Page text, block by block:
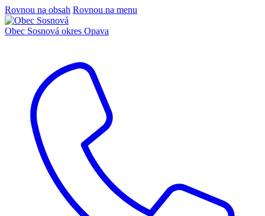
Rovnou na obsah Rovnou na menu
Obec Sosnová okres Opava